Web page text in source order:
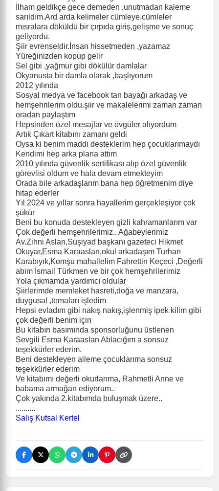
İlham geldikçe gece demeden ,unutmadan kaleme
sarıldım.Ard arda kelimeler cümleye,cümleler
mısralara döküldü bir çırpıda giriş,gelişme ve sonuç
geliyordu.
Şiir evrenseldir.İnsan hissetmeden ,yazamaz
Yüreğinizden kopup gelir
Sel gibi ,yağmur gibi dökülür damlalar
Okyanusta bir damla olarak ,başlıyorum
2012 yılında
Sosyal medya ve facebook tan bayağı arkadaş ve
hemşehrilerim oldu.şiir ve makalelerimi zaman zaman
oradan paylaştım
Hepsinden özel mesajlar ve övgüler alıyordum
Artık Çıkart kitabını zamanı geldi
Oysa ki benim maddi desteklerim hep çocuklarımaydı
Kendimi hep arka plana attım
2010 yılında güvenlik sertifikası alıp özel güvenlik
görevlisi oldum ve hala devam etmekteyim
Orada bile arkadaşlarım bana hep öğretmenim diye
hitap ederler
Yıl 2024 ve yıllar sonra hayallerim gerçekleşiyor çok
şükür
Beni bu konuda destekleyen gizli kahramanlarım var
Çok değerli hemşehrilerimiz.. Ağabeylerimiz
Av.Zihni Aslan,Suşiyad başkanı gazeteci Hikmet
Okuyar,Esma Karaaslan,okul arkadaşım Turhan
Karabıyık,Komşu mahallelim Fahrettin Keçeci ,Değerli
abim İsmail Türkmen ve bir çok hemşehrilerimiz
Yola çıkmamda yardımcı oldular
Şiirlerimde memleket hasreti,doğa ve manzara,
duygusal ,temaları işledim
Hepsi evladım gibi nakış nakış,işlenmiş ipek kilim gibi
çok değerli benim için
Bu kitabın basımında sponsorluğunu üstlenen
Sevgili Esma Karaaslan Ablacığım a sonsuz
teşekkürler ederim.
Beni destekleyen aileme çocuklarıma sonsuz
teşekkürler ederim
Ve kitabımı değerli okurlarıma, Rahmetli Anne ve
babama armağan ediyorum..
Çok yakında 2.kitabımda buluşmak üzere..
..........
Saliş Kutsal Kertel